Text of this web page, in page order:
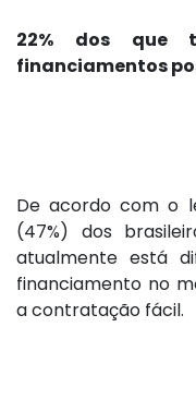
22% dos que
financiamentos
De acordo com o
(47%) dos
atualmente está
financiamento no
a contratação fácil.